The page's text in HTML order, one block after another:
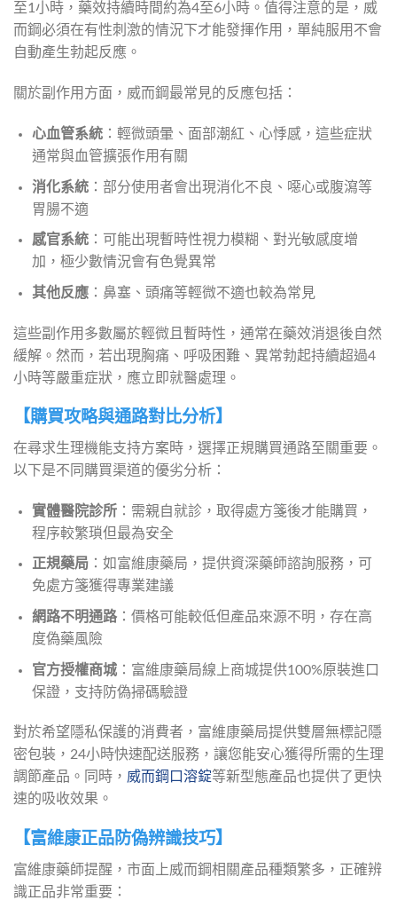
至1小時，藥效持續時間約為4至6小時。值得注意的是，威
而鋼必須在有性刺激的情況下才能發揮作用，單純服用不會
自動產生勃起反應。
關於副作用方面，威而鋼最常見的反應包括：
心血管系統：輕微頭暈、面部潮紅、心悸感，這些症狀
通常與血管擴張作用有關
消化系統：部分使用者會出現消化不良、噁心或腹瀉等
胃腸不適
感官系統：可能出現暫時性視力模糊、對光敏感度增
加，極少數情況會有色覺異常
其他反應：鼻塞、頭痛等輕微不適也較為常見
這些副作用多數屬於輕微且暫時性，通常在藥效消退後自然
緩解。然而，若出現胸痛、呼吸困難、異常勃起持續超過4
小時等嚴重症狀，應立即就醫處理。
【購買攻略與通路對比分析】
在尋求生理機能支持方案時，選擇正規購買通路至關重要。
以下是不同購買渠道的優劣分析：
實體醫院診所：需親自就診，取得處方箋後才能購買，
程序較繁瑣但最為安全
正規藥局：如富維康藥局，提供資深藥師諮詢服務，可
免處方箋獲得專業建議
網路不明通路：價格可能較低但產品來源不明，存在高
度偽藥風險
官方授權商城：富維康藥局線上商城提供100%原裝進口
保證，支持防偽掃碼驗證
對於希望隱私保護的消費者，富維康藥局提供雙層無標記隱
密包裝，24小時快速配送服務，讓您能安心獲得所需的生理
調節產品。同時， 威而鋼口溶錠等新型態產品也提供了更快
速的吸收效果。
【富維康正品防偽辨識技巧】
富維康藥師提醒，市面上威而鋼相關產品種類繁多，正確辨
識正品非常重要：